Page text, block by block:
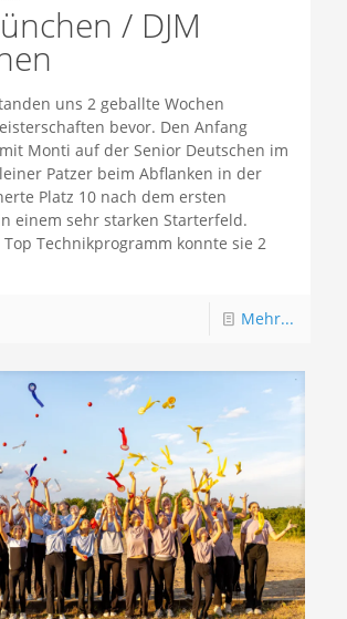
/ DJM
uns 2 geballte Wochen
bevor. Den Anfang
Monti auf der Senior Deutschen im
Patzer beim Abflanken in der
Platz 10 nach dem ersten
einem sehr starken Starterfeld.
Technikprogramm konnte sie 2
Mehr...